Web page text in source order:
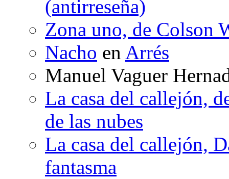
(antirreseña)
Zona uno, de Colson
Nacho en Arrés
Manuel Vaguer
La casa del callejón,
de las nubes
La casa del callejón,
fantasma